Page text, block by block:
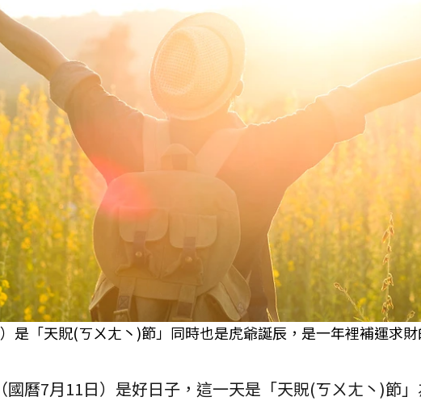
是「天貺(ㄎㄨㄤ丶)節」同時也是虎爺誕辰，是一年裡補運求
國曆7月11日）是好日子，這一天是「天貺(ㄎㄨㄤ丶)節